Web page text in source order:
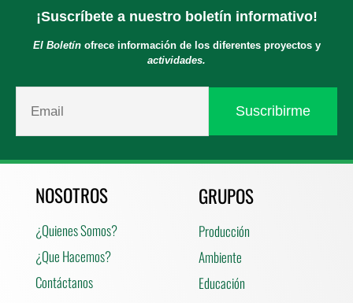
¡Suscríbete a nuestro boletín informativo!
El Boletínofrece información de los diferentes proyectos y
actividades.
NOSOTROS
¿Quienes Somos?
¿Que Hacemos?
Contáctanos
GRUPOS
Producción
Ambiente
Educación